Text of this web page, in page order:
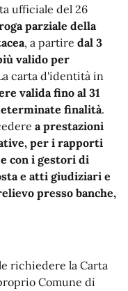
ufficiale del 26
parziale della
, a partire dal 3
valido per
carta d'identità in
valida fino al 31
finalità.
a prestazioni
per i rapporti
con i gestori di
e atti giudiziari e
presso banche,
richiedere la Carta
Comune di